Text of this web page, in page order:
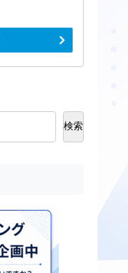
検索